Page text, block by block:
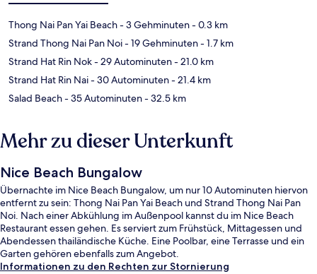
Thong Nai Pan Yai Beach- 3 Gehminuten- 0.3 km
Strand Thong Nai Pan Noi- 19 Gehminuten- 1.7 km
Strand Hat Rin Nok- 29 Autominuten- 21.0 km
Strand Hat Rin Nai- 30 Autominuten- 21.4 km
Salad Beach- 35 Autominuten- 32.5 km
Mehr zu dieser Unterkunft
Nice Beach Bungalow
Übernachte im Nice Beach Bungalow, um nur 10 Autominuten hiervon
entfernt zu sein: Thong Nai Pan Yai Beach und Strand Thong Nai Pan
Noi. Nach einer Abkühlung im Außenpool kannst du im Nice Beach
Restaurant essen gehen. Es serviert zum Frühstück, Mittagessen und
Abendessen thailändische Küche. Eine Poolbar, eine Terrasse und ein
Garten gehören ebenfalls zum Angebot.
Informationen zu den Rechten zur Stornierung